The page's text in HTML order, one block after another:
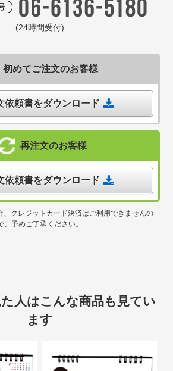
(24時間受付)
初めてご注文のお客様
依頼書をダウンロード
再注文のお客様
依頼書をダウンロード
クレジットカード決済はご利用できませんの
、予めご了承ください。
人はこんな商品も見てい
ます